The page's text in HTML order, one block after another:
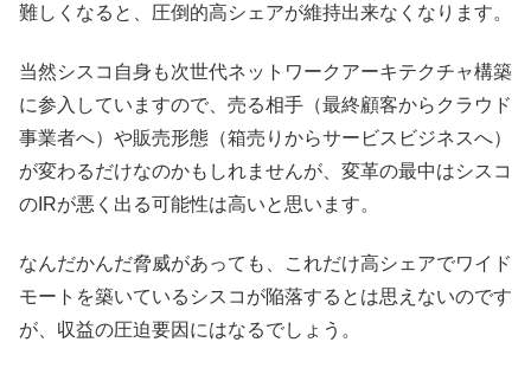
難しくなると、圧倒的高シェアが維持出来なくなります。
当然シスコ自身も次世代ネットワークアーキテクチャ構築
に参入していますので、売る相手（最終顧客からクラウド
事業者へ）や販売形態（箱売りからサービスビジネスへ）
が変わるだけなのかもしれませんが、変革の最中はシスコ
のIRが悪く出る可能性は高いと思います。
なんだかんだ脅威があっても、これだけ高シェアでワイド
モートを築いているシスコが陥落するとは思えないのです
が、収益の圧迫要因にはなるでしょう。